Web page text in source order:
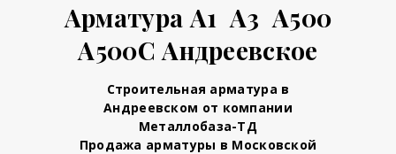
Арматура А1 А3 А500
А500С Андреевское
Строительная арматура в
Андреевском от компании
Металлобаза-ТД
Продажа арматуры в Московской